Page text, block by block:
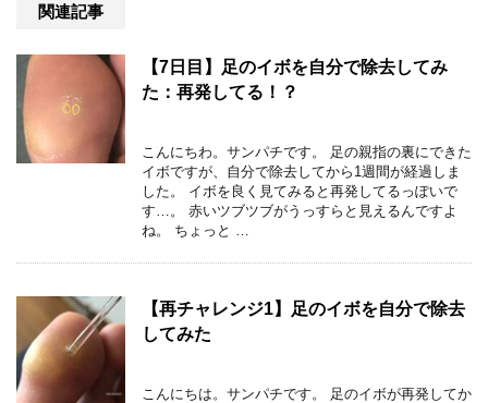
関連記事
【7日目】足のイボを自分で除去してみ
た：再発してる！？
こんにちわ。サンパチです。 足の親指の裏にできた
イボですが、自分で除去してから1週間が経過しま
した。 イボを良く見てみると再発してるっぽいで
す…。 赤いツブツブがうっすらと見えるんですよ
ね。 ちょっと …
【再チャレンジ1】足のイボを自分で除去
してみた
こんにちは。サンパチです。 足のイボが再発してか